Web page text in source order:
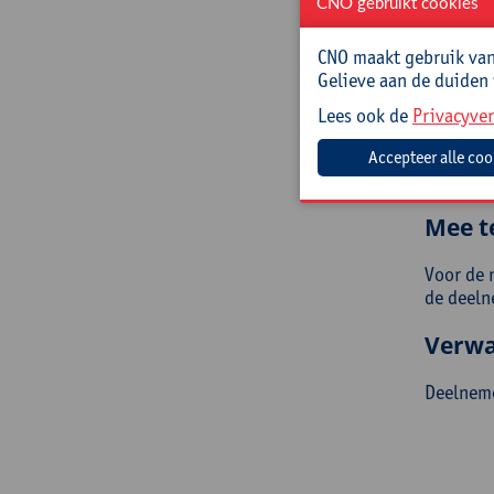
Mee
Voor de
de
CNO gebruikt cookies
CNO maakt gebruik
Gelieve aan de
Lees ook de